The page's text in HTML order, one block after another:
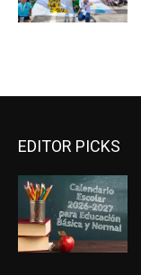
EDITOR PICKS